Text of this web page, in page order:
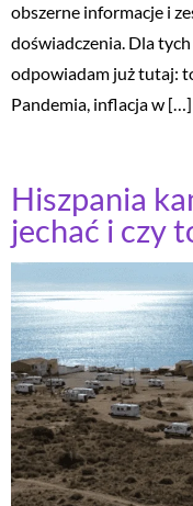
obszerne informacje i
doświadczenia. Dla tych
odpowiadam już tutaj:
Pandemia, inflacja w […]
Hiszpania
jechać i czy